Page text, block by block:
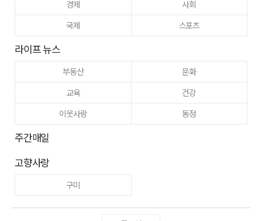
경제
사회
국제
스포츠
라이프 뉴스
부동산
문화
교육
건강
이웃사랑
동정
주간매일
고향사랑
구미